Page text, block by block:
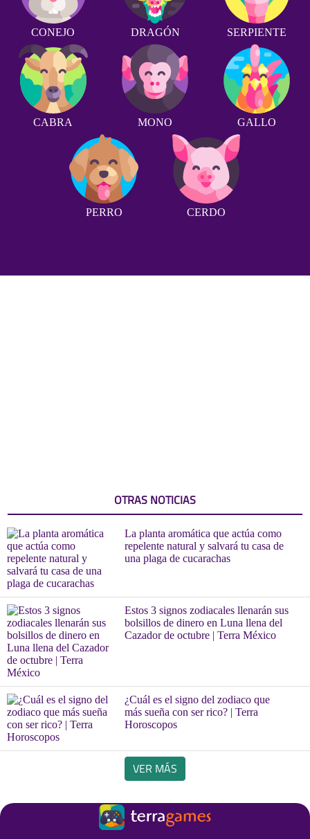
CONEJO DRAGÓN SERPIENTE
CABRA MONO GALLO
PERRO CERDO
OTRAS NOTICIAS
La planta aromática que actúa como
repelente natural y salvará tu casa de
una plaga de cucarachas
Estos 3 signos zodiacales llenarán sus
bolsillos de dinero en Luna llena del
Cazador de octubre | Terra México
¿Cuál es el signo del zodiaco que
más sueña con ser rico? | Terra
Horoscopos
VER MÁS